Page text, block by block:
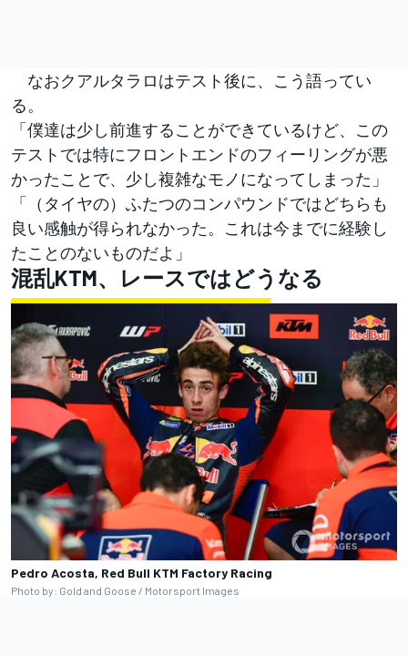
なおクアルタラロはテスト後に、こう語ってい
る。
「僕達は少し前進することができているけど、この
テストでは特にフロントエンドのフィーリングが悪
かったことで、少し複雑なモノになってしまった」
「（タイヤの）ふたつのコンパウンドではどちらも
良い感触が得られなかった。これは今までに経験し
たことのないものだよ」
混乱KTM、レースではどうなる
Pedro Acosta, Red Bull KTM Factory Racing
Photo by: Gold and Goose / Motorsport Images